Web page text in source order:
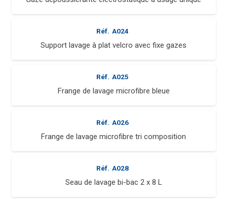
Réf. A024
Support lavage à plat velcro avec fixe gazes
Réf. A025
Frange de lavage microfibre bleue
Réf. A026
Frange de lavage microfibre tri composition
Réf. A028
Seau de lavage bi-bac 2 x 8 L